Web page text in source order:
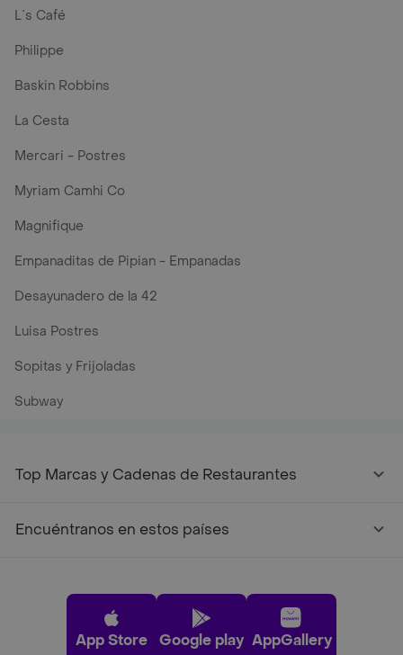
L´s Café
Philippe
Baskin Robbins
La Cesta
Mercari - Postres
Myriam Camhi Co
Magnifique
Empanaditas de Pipian - Empanadas
Desayunadero de la 42
Luisa Postres
Sopitas y Frijoladas
Subway
Top Marcas y Cadenas de Restaurantes
Encuéntranos en estos países
App Store Google play AppGallery